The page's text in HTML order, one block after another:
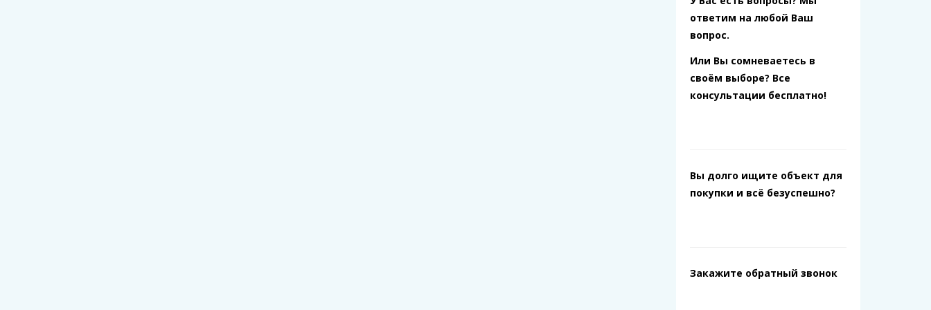
ответим на любой Ваш
вопрос.
Или Вы сомневаетесь в
своём выборе? Все
консультации бесплатно!
Вы долго ищите объект для
покупки и всё безуспешно?
Закажите обратный звонок